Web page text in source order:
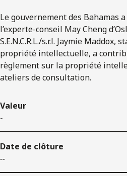
Le gouvernement des Bahamas
l’experte-conseil May Cheng
S.E.N.C.R.L./s.r.l. Jaymie Maddox,
propriété intellectuelle, a
règlement sur la propriété
ateliers de consultation.
Valeur
-
Date de clôture
--